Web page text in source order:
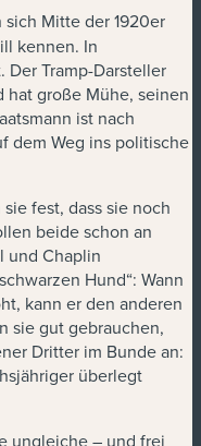
Mitte der 1920er
kennen. In
Tramp-Darsteller
große Mühe, seinen
ist nach
dem Weg ins politische
fest, dass sie noch
beide schon an
und Chaplin
Hund“: Wann
kann er den anderen
sie gut gebrauchen,
Dritter im Bunde an:
überlegt
ungleiche – und frei